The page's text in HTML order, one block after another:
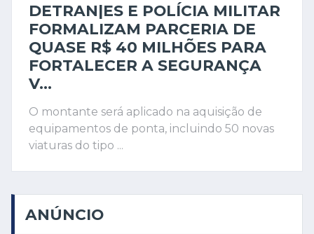
DETRAN|ES E POLÍCIA MILITAR
FORMALIZAM PARCERIA DE
QUASE R$ 40 MILHÕES PARA
FORTALECER A SEGURANÇA
V...
O montante será aplicado na aquisição de
equipamentos de ponta, incluindo 50 novas
viaturas do tipo ...
ANÚNCIO